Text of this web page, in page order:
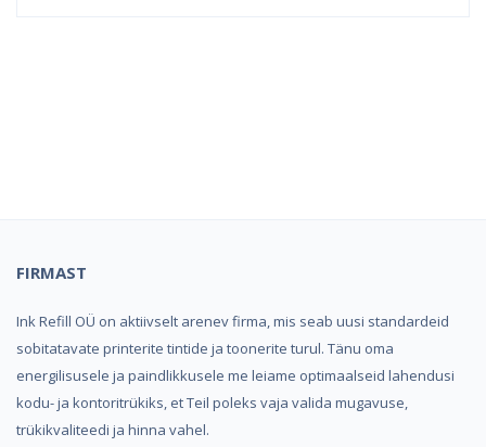
FIRMAST
Ink Refill OÜ on aktiivselt arenev firma, mis seab uusi standardeid
sobitatavate printerite tintide ja toonerite turul. Tänu oma
energilisusele ja paindlikkusele me leiame optimaalseid lahendusi
kodu- ja kontoritrükiks, et Teil poleks vaja valida mugavuse,
trükikvaliteedi ja hinna vahel.